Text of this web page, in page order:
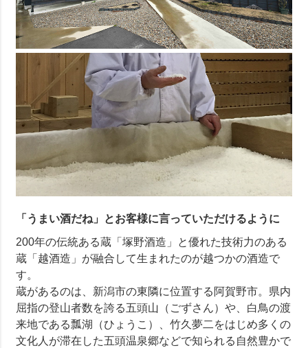
「うまい酒だね」とお客様に言っていただけるように
200年の伝統ある蔵「塚野酒造」と優れた技術力のある
蔵「越酒造」が融合して生まれたのが越つかの酒造で
す。
蔵があるのは、新潟市の東隣に位置する阿賀野市。県内
屈指の登山者数を誇る五頭山（ごずさん）や、白鳥の渡
来地である瓢湖（ひょうこ）、竹久夢二をはじめ多くの
文化人が滞在した五頭温泉郷などで知られる自然豊かで